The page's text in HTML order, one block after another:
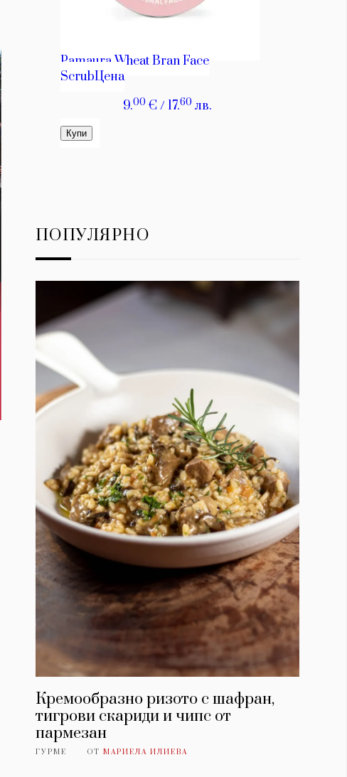
ПОПУЛЯРНО
Кремообразно ризото с шафран,
тигрови скариди и чипс от
пармезан
ГУРМЕ ОТ МАРИЕЛА ИЛИЕВА